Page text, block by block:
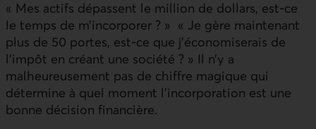
« Mes actifs dépassent le million de dollars, est-ce
le temps de m’incorporer ? » « Je gère maintenant
plus de 50 portes, est-ce que j’économiserais de
l’impôt en créant une société ? » Il n’y a
malheureusement pas de chiffre magique qui
détermine à quel moment l’incorporation est une
bonne décision financière.